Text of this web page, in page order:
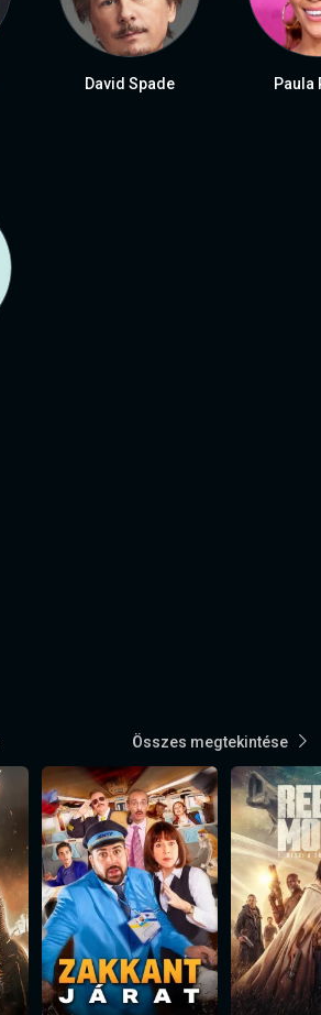
David Spade Paula
Összes megtekintése